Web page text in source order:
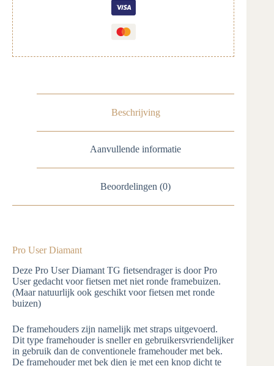
Beschrijving
Aanvullende informatie
Beoordelingen (0)
Pro User Diamant
Deze Pro User Diamant TG fietsendrager is door Pro
User gedacht voor fietsen met niet ronde framebuizen.
(Maar natuurlijk ook geschikt voor fietsen met ronde
buizen)
De framehouders zijn namelijk met straps uitgevoerd.
Dit type framehouder is sneller en gebruikersvriendelijker
in gebruik dan de conventionele framehouder met bek.
De framehouder met bek dien je met een knop dicht te